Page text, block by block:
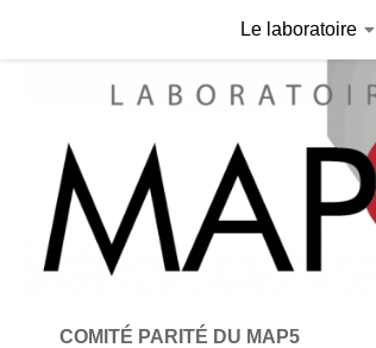
Le laboratoire
COMITÉ PARITÉ DU MAP5